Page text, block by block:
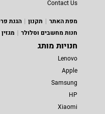
Contact Us
מפת האתר
תקנון הגנת
חנות מחשבים וסלולר
חנויות מותג
Lenovo
Apple
Samsung
HP
Xiaomi